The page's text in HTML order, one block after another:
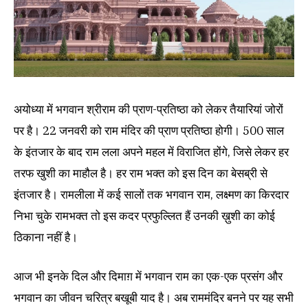
अयोध्या में भगवान श्रीराम की प्राण-प्रतिष्ठा को लेकर तैयारियां जोरों
पर है। 22 जनवरी को राम मंदिर की प्राण प्रतिष्ठा होगी। 500 साल
के इंतजार के बाद राम लला अपने महल में विराजित होंगे, जिसे लेकर हर
तरफ खुशी का माहौल है। हर राम भक्त को इस दिन का बेसब्री से
इंतजार है। रामलीला में कई सालों तक भगवान राम, लक्ष्मण का किरदार
निभा चुके रामभक्त तो इस कदर प्रफुल्लित हैं उनकी ख़ुशी का कोई
ठिकाना नहीं है।
आज भी इनके दिल और दिमाग़ में भगवान राम का एक-एक प्रसंग और
भगवान का जीवन चरित्र बखूबी याद है। अब राममंदिर बनने पर यह सभी